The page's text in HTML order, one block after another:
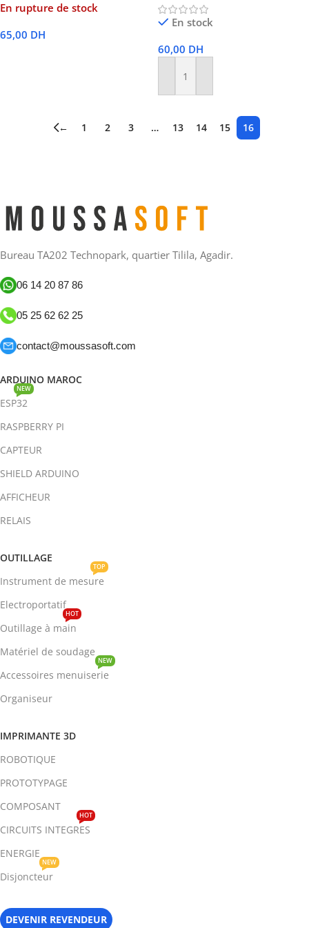
En rupture de stock
65,00 DH
En stock
60,00 DH
Ajouter Au Panier
← 1 2 3 … 13 14 15 16
Bureau TA202 Technopark, quartier Tilila, Agadir.
06 14 20 87 86
05 25 62 62 25
contact@moussasoft.com
ARDUINO MAROC
ESP32
NEW
RASPBERRY PI
CAPTEUR
SHIELD ARDUINO
AFFICHEUR
RELAIS
OUTILLAGE
Instrument de mesure
TOP
Electroportatif
Outillage à main
HOT
Matériel de soudage
Accessoires menuiserie
NEW
Organiseur
IMPRIMANTE 3D
ROBOTIQUE
PROTOTYPAGE
COMPOSANT
CIRCUITS INTEGRES
HOT
ENERGIE
Disjoncteur
NEW
DEVENIR REVENDEUR